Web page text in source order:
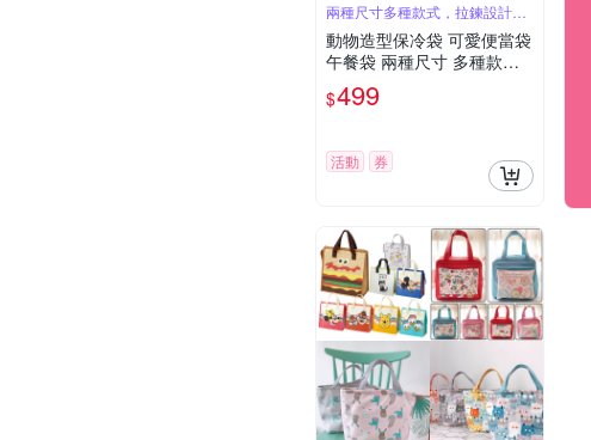
兩種尺寸多種款式，拉鍊設計方
便開關
動物造型保冷袋 可愛便當袋
午餐袋 兩種尺寸 多種款式
可選
$499
活動 券